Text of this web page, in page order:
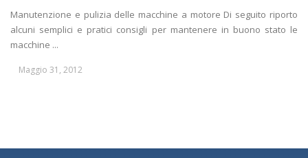
Manutenzione e pulizia delle macchine a motore Di seguito riporto
alcuni semplici e pratici consigli per mantenere in buono stato le
macchine ...
Maggio 31, 2012